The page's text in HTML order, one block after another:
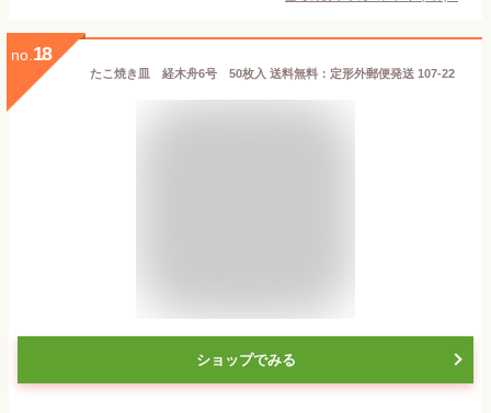
no. 18
たこ焼き皿 経木舟6号 50枚入 送料無料：定形外郵便発送 107-22
ショップでみる